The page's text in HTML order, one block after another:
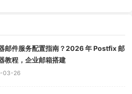
邮件服务配置指南？2026 年 Postfix 邮
教程，企业邮箱搭建
03-26